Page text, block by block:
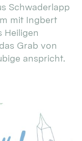
Schwaderlapp
mit Ingbert
Heiligen
Grab von
anspricht.